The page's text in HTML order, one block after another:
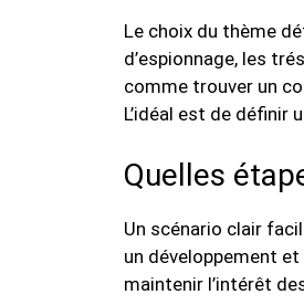
Le choix du thème
d’espionnage, les
comme trouver un
L’idéal est de
Quelles
Un scénario clair
un développement
maintenir l’intérêt